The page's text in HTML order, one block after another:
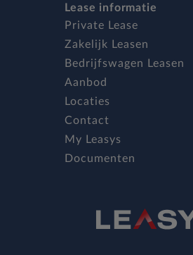
Lease informatie
Private Lease
Zakelijk Leasen
Bedrijfswagen Leasen
Aanbod
Locaties
Contact
My Leasys
Documenten